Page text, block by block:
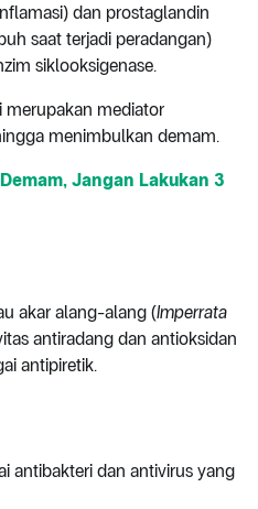
dan prostaglandin
saat terjadi peradangan)
siklooksigenase.
merupakan mediator
menimbulkan demam.
Jangan Lakukan 3
akar alang-alang (Imperrata
antiradang dan antioksidan
antipiretik.
antibakteri dan antivirus yang